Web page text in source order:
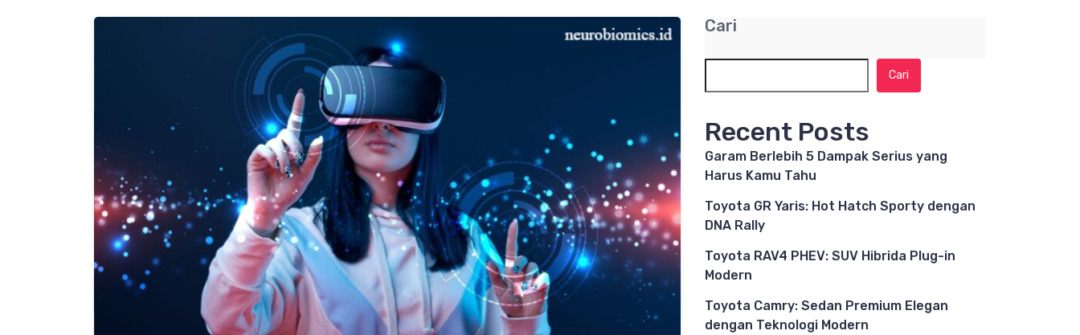
Cari
Cari
Recent Posts
Garam Berlebih 5 Dampak Serius yang
Harus Kamu Tahu
Toyota GR Yaris: Hot Hatch Sporty dengan
DNA Rally
Toyota RAV4 PHEV: SUV Hibrida Plug-in
Modern
Toyota Camry: Sedan Premium Elegan
dengan Teknologi Modern